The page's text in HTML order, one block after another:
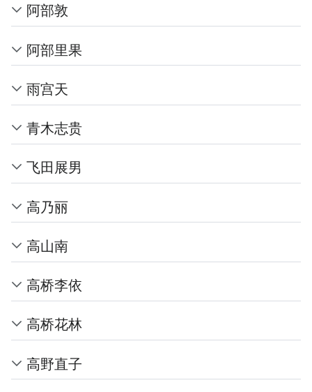
阿部敦
阿部里果
雨宫天
青木志贵
飞田展男
高乃丽
高山南
高桥李依
高桥花林
高野直子